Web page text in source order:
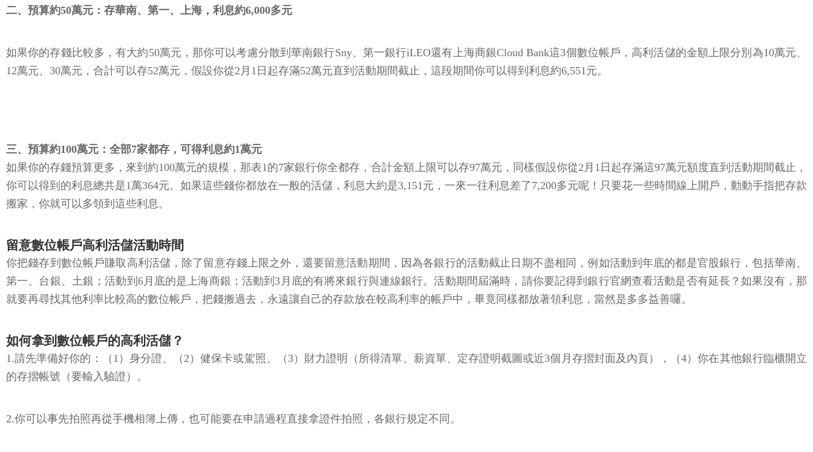
二、預算約50萬元：存華南、第一、上海，利息約6,000多元
如果你的存錢比較多，有大約50萬元，那你可以考慮分散到華南銀行Sny、第一銀行iLEO還有上海商銀Cloud Bank這3個數位帳戶，高利活儲的金額上限分別為10萬元、
12萬元、30萬元，合計可以存52萬元，假設你從2月1日起存滿52萬元直到活動期間截止，這段期間你可以得到利息約6,551元。
三、預算約100萬元：全部7家都存，可得利息約1萬元
如果你的存錢預算更多，來到約100萬元的規模，那表1的7家銀行你全都存，合計金額上限可以存97萬元，同樣假設你從2月1日起存滿這97萬元額度直到活動期間截止，
你可以得到的利息總共是1萬364元。如果這些錢你都放在一般的活儲，利息大約是3,151元，一來一往利息差了7,200多元呢！只要花一些時間線上開戶，動動手指把存款
搬家，你就可以多領到這些利息。
留意數位帳戶高利活儲活動時間
你把錢存到數位帳戶賺取高利活儲，除了留意存錢上限之外，還要留意活動期間，因為各銀行的活動截止日期不盡相同，例如活動到年底的都是官股銀行，包括華南、
第一、台銀、土銀；活動到6月底的是上海商銀；活動到3月底的有將來銀行與連線銀行。活動期間屆滿時，請你要記得到銀行官網查看活動是否有延長？如果沒有，那
就要再尋找其他利率比較高的數位帳戶，把錢搬過去，永遠讓自己的存款放在較高利率的帳戶中，畢竟同樣都放著領利息，當然是多多益善囉。
如何拿到數位帳戶的高利活儲？
1.請先準備好你的：（1）身分證、（2）健保卡或駕照、（3）財力證明（所得清單、薪資單、定存證明截圖或近3個月存摺封面及內頁），（4）你在其他銀行臨櫃開立
的存摺帳號（要輸入驗證）。
2.你可以事先拍照再從手機相簿上傳，也可能要在申請過程直接拿證件拍照，各銀行規定不同。